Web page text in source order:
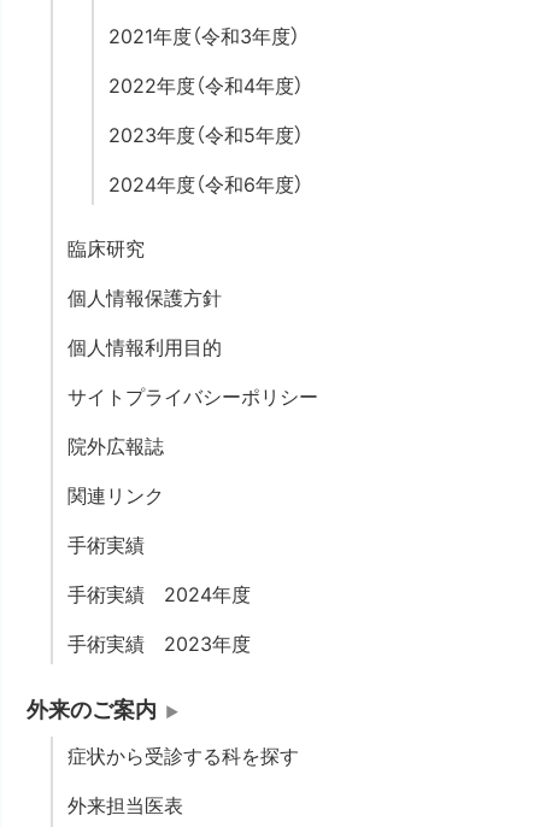
2021年度（令和3年度）
2022年度（令和4年度）
2023年度（令和5年度）
2024年度（令和6年度）
臨床研究
個人情報保護方針
個人情報利用目的
サイトプライバシーポリシー
院外広報誌
関連リンク
手術実績
手術実績 2024年度
手術実績 2023年度
外来のご案内
症状から受診する科を探す
外来担当医表